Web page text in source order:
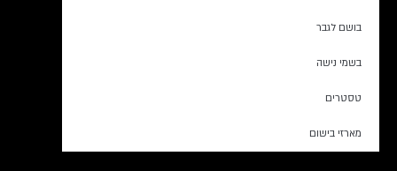
בושם לגבר
בשמי נישה
טסטרים
מארזי בישום